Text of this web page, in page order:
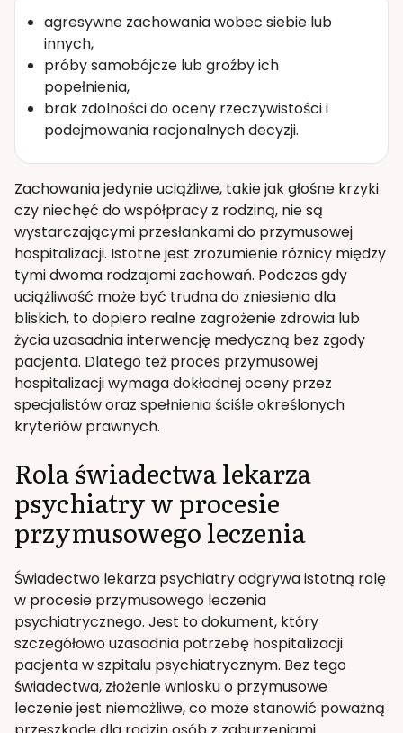
agresywne zachowania wobec siebie lub
innych,
próby samobójcze lub groźby ich
popełnienia,
brak zdolności do oceny rzeczywistości i
podejmowania racjonalnych decyzji.
Zachowania jedynie uciążliwe, takie jak głośne krzyki
czy niechęć do współpracy z rodziną, nie są
wystarczającymi przesłankami do przymusowej
hospitalizacji. Istotne jest zrozumienie różnicy między
tymi dwoma rodzajami zachowań. Podczas gdy
uciążliwość może być trudna do zniesienia dla
bliskich, to dopiero realne zagrożenie zdrowia lub
życia uzasadnia interwencję medyczną bez zgody
pacjenta. Dlatego też proces przymusowej
hospitalizacji wymaga dokładnej oceny przez
specjalistów oraz spełnienia ściśle określonych
kryteriów prawnych.
Rola świadectwa lekarza
psychiatry w procesie
przymusowego leczenia
Świadectwo lekarza psychiatry odgrywa istotną rolę
w procesie przymusowego leczenia
psychiatrycznego. Jest to dokument, który
szczegółowo uzasadnia potrzebę hospitalizacji
pacjenta w szpitalu psychiatrycznym. Bez tego
świadectwa, złożenie wniosku o przymusowe
leczenie jest niemożliwe, co może stanowić poważną